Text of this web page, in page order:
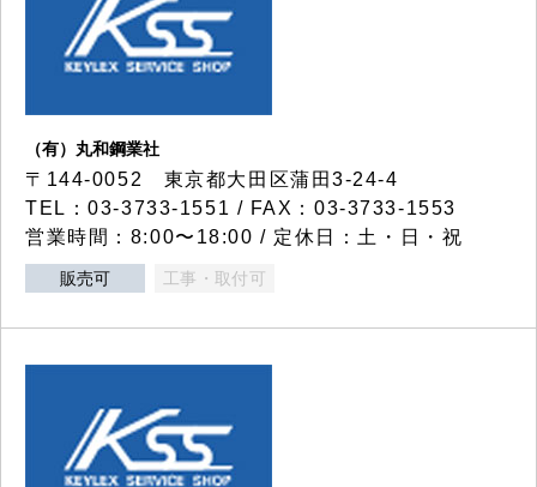
（有）丸和鋼業社
〒144-0052 東京都大田区蒲田3-24-4
TEL：03-3733-1551 / FAX：03-3733-1553
営業時間：8:00〜18:00 / 定休日：土・日・祝
販売可 工事・取付可